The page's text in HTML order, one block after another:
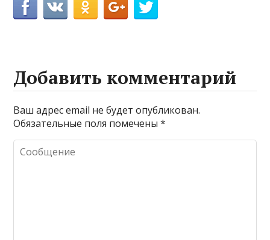
Добавить комментарий
Ваш адрес email не будет опубликован.
Обязательные поля помечены*